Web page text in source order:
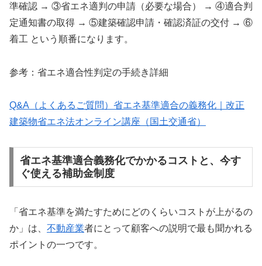
準確認 → ③省エネ適判の申請（必要な場合） → ④適合判
定通知書の取得 → ⑤建築確認申請・確認済証の交付 → ⑥
着工 という順番になります。
参考：省エネ適合性判定の手続き詳細
Q&A（よくあるご質問）省エネ基準適合の義務化｜改正
建築物省エネ法オンライン講座（国土交通省）
省エネ基準適合義務化でかかるコストと、今す
ぐ使える補助金制度
「省エネ基準を満たすためにどのくらいコストが上がるの
か」は、 不動産業者にとって顧客への説明で最も聞かれる
ポイントの一つです。